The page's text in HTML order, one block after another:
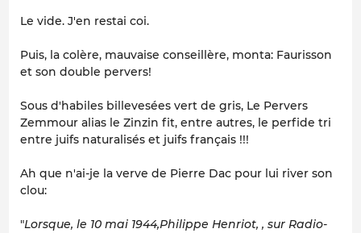
Le vide. J'en restai coi.
Puis, la colère, mauvaise conseillère, monta: Faurisson
et son double pervers!
Sous d'habiles billevesées vert de gris, Le Pervers
Zemmour alias le Zinzin fit, entre autres, le perfide tri
entre juifs naturalisés et juifs français !!!
Ah que n'ai-je la verve de Pierre Dac pour lui river son
clou:
"Lorsque, le 10 mai 1944,Philippe Henriot, , sur Radio-